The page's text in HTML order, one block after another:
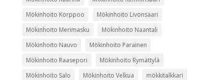
Mökinhoito Korppoo
Mökinhoito Livonsaari
Mökinhoito Merimasku
Mökinhoito Naantali
Mökinhoito Nauvo
Mökinhoito Parainen
Mökinhoito Raasepori
Mökinhoito Rymättylä
Mökinhoito Salo
Mökinhoito Velkua
mökkitalkkari